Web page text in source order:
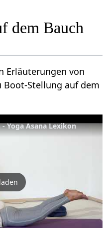
dem Bauch
Erläuterungen von
Boot-Stellung auf dem
Yoga Asana Lexikon